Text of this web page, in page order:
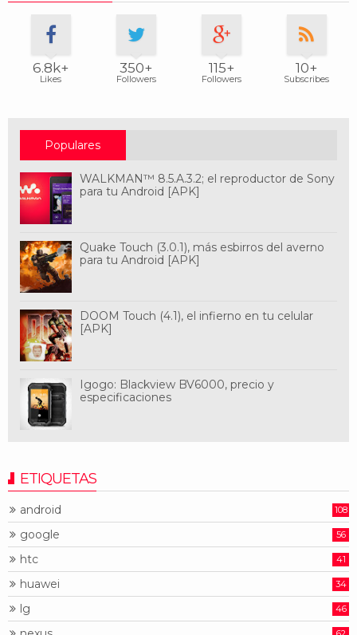
6.8k+
Likes
350+
Followers
115+
Followers
10+
Subscribes
Populares
WALKMAN™ 8.5.A.3.2; el reproductor de Sony
para tu Android [APK]
Quake Touch (3.0.1), más esbirros del averno
para tu Android [APK]
DOOM Touch (4.1), el infierno en tu celular
[APK]
Igogo: Blackview BV6000, precio y
especificaciones
ETIQUETAS
android 108
google 56
htc 41
huawei 34
lg 46